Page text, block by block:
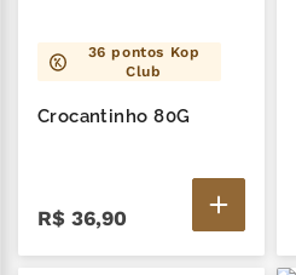
36 pontos Kop
Club
Crocantinho 80G
R$ 36,90